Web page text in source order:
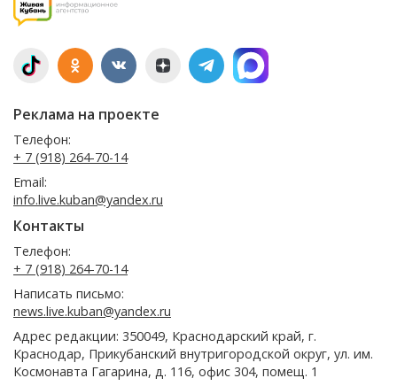
Реклама на проекте
Телефон:
+ 7 (918) 264-70-14
Email:
info.live.kuban@yandex.ru
Контакты
Телефон:
+ 7 (918) 264-70-14
Написать письмо:
news.live.kuban@yandex.ru
Адрес редакции: 350049, Краснодарский край, г.
Краснодар, Прикубанский внутригородской округ, ул. им.
Космонавта Гагарина, д. 116, офис 304, помещ. 1